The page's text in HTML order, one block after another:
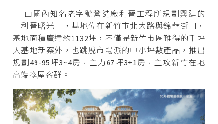
由國內知名老字號營造廠利晉工程所規劃興建的
「利晉曙光」，基地位在新竹市北大路與錦華街口，
基地面積廣達約1132坪，不僅是新竹市區難得的千坪
大基地新案外，也跳脫市場派的中小坪數產品，推出
規劃49-95坪3~4房，主力67坪3+1房，主攻新竹在地
高端換屋客群。